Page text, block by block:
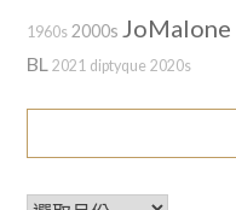
1960s 2000s JoMalone
BL 2021 diptyque 2020s